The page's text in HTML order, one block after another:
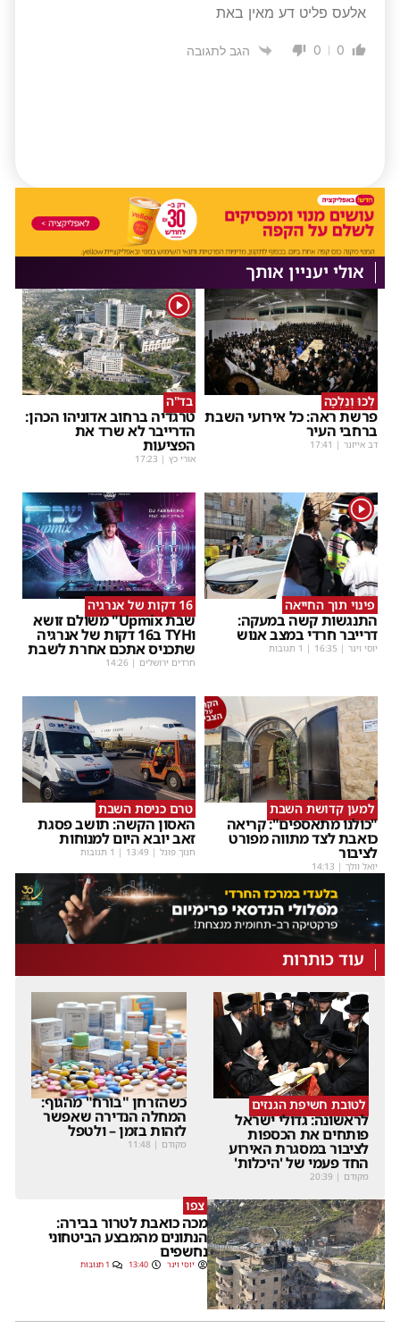
אלעס פליט דע מאין באת
0
0 הגב לתגובה
אולי יעניין אותך
לְכוּ וְנֵלְכָה
פרשת ראה: כל אירועי השבת
ברחבי העיר
דב אייזנר |
17:41
1
בד"ה
טרגדיה ברחוב אדוניהו הכהן:
הדרייבר לא שרד את
הפציעות
אורי כץ |
17:23
1
פינוי תוך החייאה
התנגשות קשה במעקה:
דרייבר חרדי במצב אנוש
יוסי וינר |
16:35 | 1 תגובות
16 דקות של אנרגיה
שבת Upmix" משולם זושא
וTYH ב16 דקות של אנרגיה
שתכניס אתכם אחרת לשבת
חרדים ירושלים |
14:26
למען קדושת השבת
"כולנו מתאספים": קריאה
כואבת לצד מתווה מפורט
לציבור
יואל וולך |
14:13
טרם כניסת השבת
האסון הקשה: תושב פסגת
זאב יובא היום למנוחות
חנוך פוגל |
13:49 | 1 תגובות
עוד כותרות
לטובת חשיפת הגנזים
לראשונה: גדולי ישראל
פותחים את הכספות
לציבור במסגרת האירוע
החד פעמי של 'היכלות'
מקודם |
20:39
כשהזרחן "בורח" מהגוף:
המחלה הנדירה שאפשר
לזהות בזמן – ולטפל
מקודם |
11:48
צפו
מכה כואבת לטרור בבירה:
הנתונים מהמבצע הביטחוני
נחשפים
יוסי וינר 13:40 1 תגובות